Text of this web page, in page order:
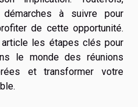
à suivre pour
de cette opportunité.
les étapes clés pour
le monde des réunions
et transformer votre